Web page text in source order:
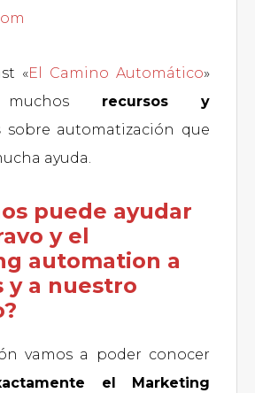
«El Camino Automático»
muchos recursos y
sobre automatización que
ayuda.
puede ayudar
y el
automation a
y a nuestro
vamos a poder conocer
el Marketing